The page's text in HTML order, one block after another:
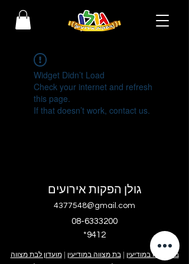
Widget Didn’t Load
Check your internet and refresh
this page.
If that doesn’t work, contact us.
גולן הפקות אירועים
4377548@gmail.com
08-6333200
בר מצווה במודיעין |בת מצווה במודיעין |מועדון לבת מצווה
*9412